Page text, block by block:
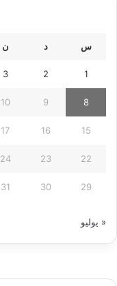
س د ن
1
2
3
8
9
10
15
16
17
22
23
24
29
30
31
« يوليو